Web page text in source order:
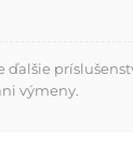
výmeny.